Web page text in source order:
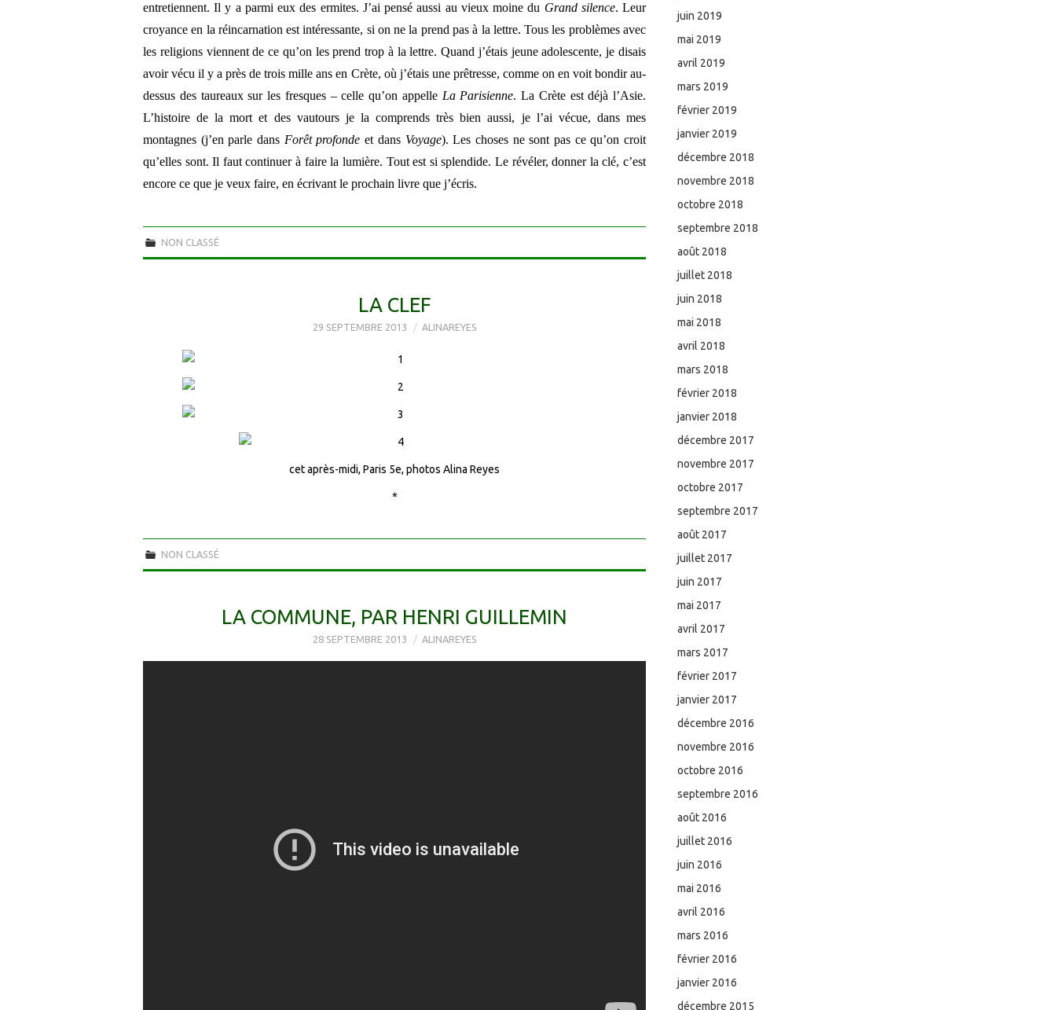
entretiennent. Il y a parmi eux des ermites. J’ai pensé aussi au vieux moine du Grand silence. Leur
croyance en la réincarnation est intéressante, si on ne la prend pas à la lettre. Tous les problèmes avec
les religions viennent de ce qu’on les prend trop à la lettre. Quand j’étais jeune adolescente, je disais
avoir vécu il y a près de trois mille ans en Crète, où j’étais une prêtresse, comme on en voit bondir au-
dessus des taureaux sur les fresques – celle qu’on appelle La Parisienne. La Crète est déjà l’Asie.
L’histoire de la mort et des vautours je la comprends très bien aussi, je l’ai vécue, dans mes
montagnes (j’en parle dans Forêt profonde et dans Voyage). Les choses ne sont pas ce qu’on croit
qu’elles sont. Il faut continuer à faire la lumière. Tout est si splendide. Le révéler, donner la clé, c’est
encore ce que je veux faire, en écrivant le prochain livre que j’écris.
NON CLASSÉ
LA CLEF
29 SEPTEMBRE 2013 ALINAREYES
cet après-midi, Paris 5e, photos Alina Reyes
*
NON CLASSÉ
LA COMMUNE, PAR HENRI GUILLEMIN
28 SEPTEMBRE 2013 ALINAREYES
juin 2019
mai 2019
avril 2019
mars 2019
février 2019
janvier 2019
décembre 2018
novembre 2018
octobre 2018
septembre 2018
août 2018
juillet 2018
juin 2018
mai 2018
avril 2018
mars 2018
février 2018
janvier 2018
décembre 2017
novembre 2017
octobre 2017
septembre 2017
août 2017
juillet 2017
juin 2017
mai 2017
avril 2017
mars 2017
février 2017
janvier 2017
décembre 2016
novembre 2016
octobre 2016
septembre 2016
août 2016
juillet 2016
juin 2016
mai 2016
avril 2016
mars 2016
février 2016
janvier 2016
décembre 2015